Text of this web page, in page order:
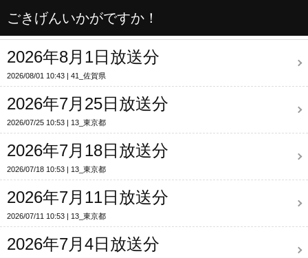
ごきげんいかがですか！
2026年8月1日放送分
2026/08/01 10:43 41_佐賀県
2026年7月25日放送分
2026/07/25 10:53 13_東京都
2026年7月18日放送分
2026/07/18 10:53 13_東京都
2026年7月11日放送分
2026/07/11 10:53 13_東京都
2026年7月4日放送分